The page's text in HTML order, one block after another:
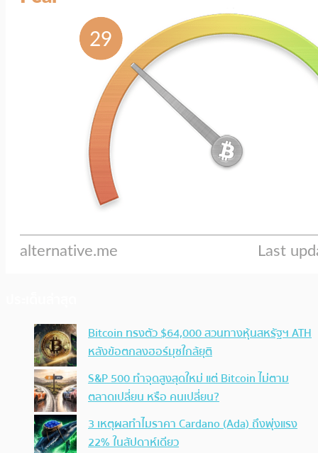
Bitcoin ทรงตัว $64,000 สวนทางหุ้นสหรัฐฯ ATH
หลังข้อตกลงฮอร์มุซใกล้ยุติ
S&P 500 ทำจุดสูงสุดใหม่ แต่ Bitcoin ไม่ตาม
ตลาดเปลี่ยน หรือ คนเปลี่ยน?
3 เหตุผลทำไมราคา Cardano (Ada) ถึงพุ่งแรง
22% ในสัปดาห์เดียว